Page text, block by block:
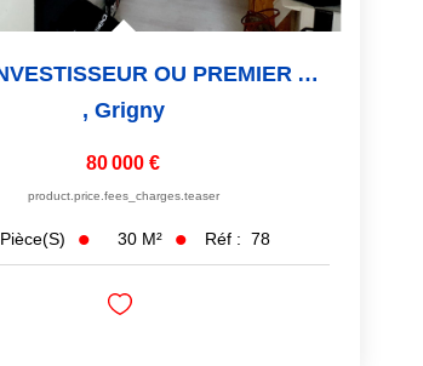
IDÉAL INVESTISSEUR OU PREMIER ACHAT
, Grigny
80 000 €
product.price.fees_charges.teaser
Pièce(s) 30 M² Réf : 78